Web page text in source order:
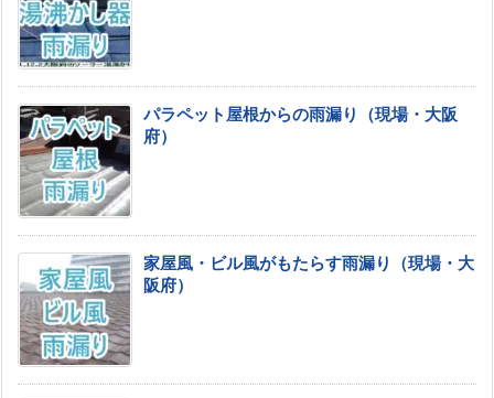
パラペット屋根からの雨漏り（現場・大阪
府）
家屋風・ビル風がもたらす雨漏り（現場・大
阪府）